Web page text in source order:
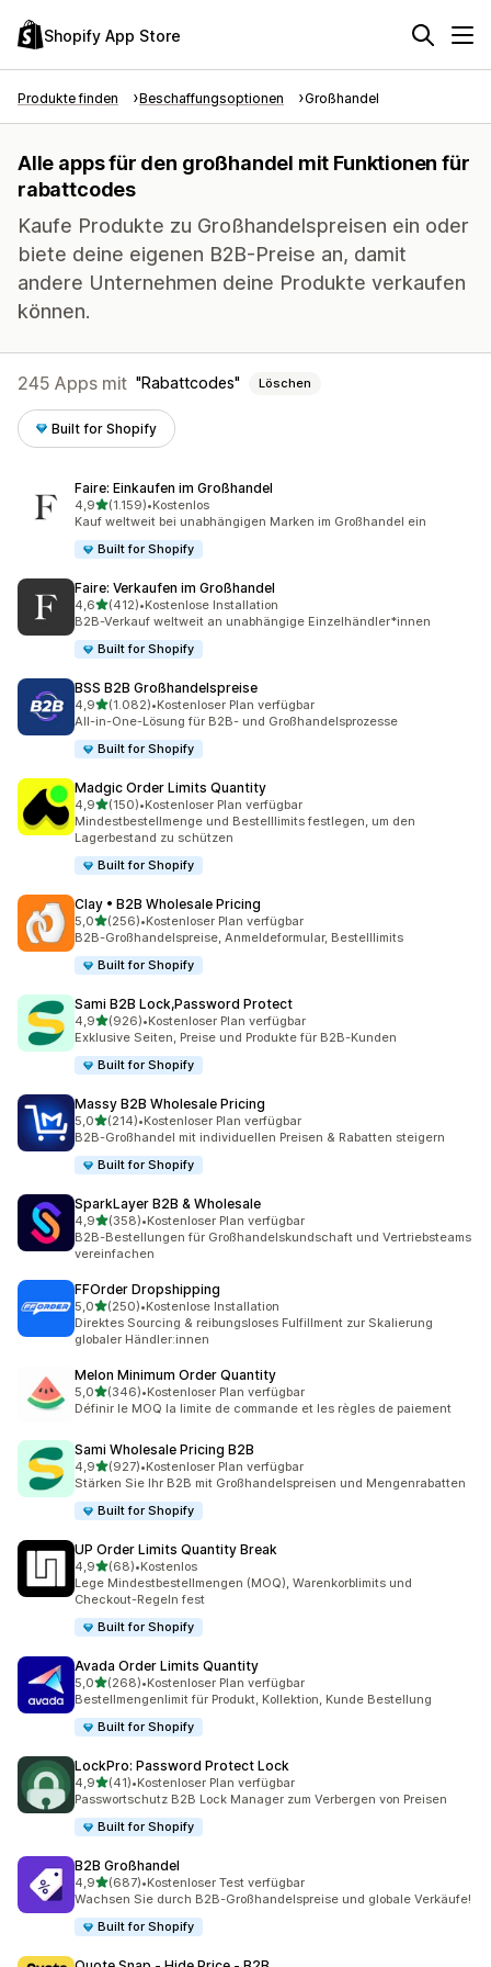
Shopify App Store
Produkte finden Beschaffungsoptionen Großhandel
Alle apps für den großhandel mit Funktionen für
rabattcodes
Kaufe Produkte zu Großhandelspreisen ein oder
biete deine eigenen B2B-Preise an, damit
andere Unternehmen deine Produkte verkaufen
können.
245 Apps mit Rabattcodes Löschen
Built for Shopify
Faire: Einkaufen im Großhandel
4,9von 5 Sternen
(1.159)
1159 Rezensionen insgesamt
•Kostenlos
Kauf weltweit bei unabhängigen Marken im Großhandel ein
Built for Shopify
Faire: Verkaufen im Großhandel
4,6von 5 Sternen
(412)
412 Rezensionen insgesamt
•Kostenlose Installation
B2B-Verkauf weltweit an unabhängige Einzelhändler*innen
Built for Shopify
BSS B2B Großhandelspreise
4,9von 5 Sternen
(1.082)
1082 Rezensionen insgesamt
•Kostenloser Plan verfügbar
All-in-One-Lösung für B2B- und Großhandelsprozesse
Built for Shopify
Madgic Order Limits Quantity
4,9von 5 Sternen
(150)
150 Rezensionen insgesamt
•Kostenloser Plan verfügbar
Mindestbestellmenge und Bestelllimits festlegen, um den
Lagerbestand zu schützen
Built for Shopify
Clay • B2B Wholesale Pricing
5,0von 5 Sternen
(256)
256 Rezensionen insgesamt
•Kostenloser Plan verfügbar
B2B-Großhandelspreise, Anmeldeformular, Bestelllimits
Built for Shopify
Sami B2B Lock,Password Protect
4,9von 5 Sternen
(926)
926 Rezensionen insgesamt
•Kostenloser Plan verfügbar
Exklusive Seiten, Preise und Produkte für B2B-Kunden
Built for Shopify
Massy B2B Wholesale Pricing
5,0von 5 Sternen
(214)
214 Rezensionen insgesamt
•Kostenloser Plan verfügbar
B2B-Großhandel mit individuellen Preisen & Rabatten steigern
Built for Shopify
SparkLayer B2B & Wholesale
4,9von 5 Sternen
(358)
358 Rezensionen insgesamt
•Kostenloser Plan verfügbar
B2B-Bestellungen für Großhandelskundschaft und Vertriebsteams
vereinfachen
FFOrder Dropshipping
5,0von 5 Sternen
(250)
250 Rezensionen insgesamt
•Kostenlose Installation
Direktes Sourcing & reibungsloses Fulfillment zur Skalierung
globaler Händler:innen
Melon Minimum Order Quantity
5,0von 5 Sternen
(346)
346 Rezensionen insgesamt
•Kostenloser Plan verfügbar
Définir le MOQ la limite de commande et les règles de paiement
Sami Wholesale Pricing B2B
4,9von 5 Sternen
(927)
927 Rezensionen insgesamt
•Kostenloser Plan verfügbar
Stärken Sie Ihr B2B mit Großhandelspreisen und Mengenrabatten
Built for Shopify
UP Order Limits Quantity Break
4,9von 5 Sternen
(68)
68 Rezensionen insgesamt
•Kostenlos
Lege Mindestbestellmengen (MOQ), Warenkorblimits und
Checkout-Regeln fest
Built for Shopify
Avada Order Limits Quantity
5,0von 5 Sternen
(268)
268 Rezensionen insgesamt
•Kostenloser Plan verfügbar
Bestellmengenlimit für Produkt, Kollektion, Kunde Bestellung
Built for Shopify
LockPro: Password Protect Lock
4,9von 5 Sternen
(41)
41 Rezensionen insgesamt
•Kostenloser Plan verfügbar
Passwortschutz B2B Lock Manager zum Verbergen von Preisen
Built for Shopify
B2B Großhandel
4,9von 5 Sternen
(687)
687 Rezensionen insgesamt
•Kostenloser Test verfügbar
Wachsen Sie durch B2B-Großhandelspreise und globale Verkäufe!
Built for Shopify